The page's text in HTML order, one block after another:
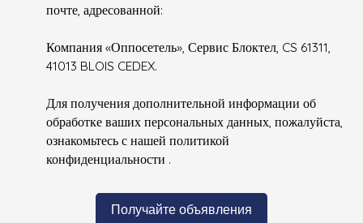
почте, адресованной:
Компания «Оппосетель», Сервис Блоктел, CS 61311,
41013 BLOIS CEDEX.
Для получения дополнительной информации об
обработке ваших персональных данных, пожалуйста,
ознакомьтесь с нашей политикой
конфиденциальности .
Получайте объявления